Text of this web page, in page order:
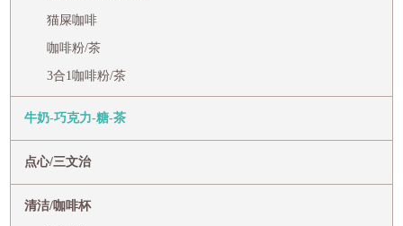
猫屎咖啡
咖啡粉/茶
3合1咖啡粉/茶
牛奶-巧克力-糖-茶
点心/三文治
清洁/咖啡杯